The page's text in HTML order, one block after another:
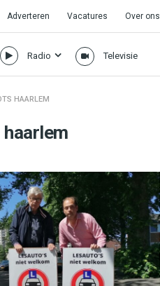
Adverteren Vacatures Over ons
Radio Televisie
HAARLEM